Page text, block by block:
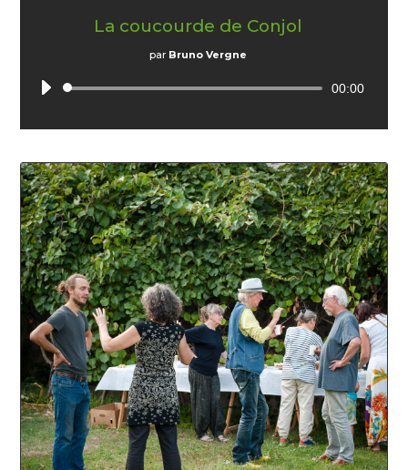
La coucourde de Conjol
par Bruno Vergne
Lecteur
00:00